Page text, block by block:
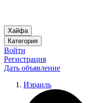
Хайфа
Категория
Войти
Регистрация
Дать объявление
Израиль